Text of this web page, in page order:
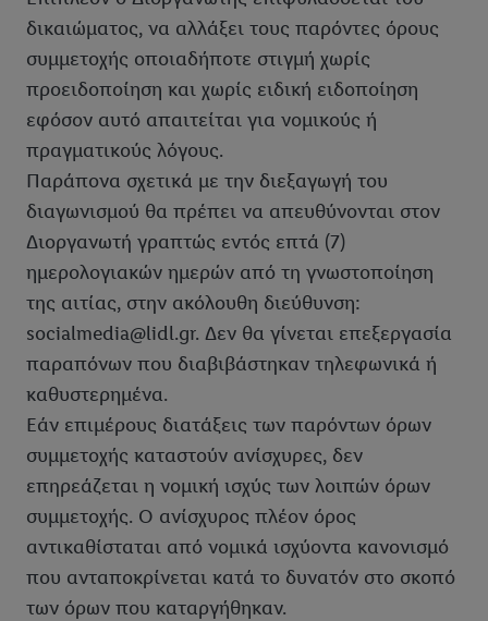
δικαιώματος, να αλλάξει τους παρόντες όρους
συμμετοχής οποιαδήποτε στιγμή χωρίς
προειδοποίηση και χωρίς ειδική ειδοποίηση
εφόσον αυτό απαιτείται για νομικούς ή
πραγματικούς λόγους.
Παράπονα σχετικά με την διεξαγωγή του
διαγωνισμού θα πρέπει να απευθύνονται στον
Διοργανωτή γραπτώς εντός επτά (7)
ημερολογιακών ημερών από τη γνωστοποίηση
της αιτίας, στην ακόλουθη διεύθυνση:
socialmedia@lidl.gr. Δεν θα γίνεται επεξεργασία
παραπόνων που διαβιβάστηκαν τηλεφωνικά ή
καθυστερημένα.
Εάν επιμέρους διατάξεις των παρόντων όρων
συμμετοχής καταστούν ανίσχυρες, δεν
επηρεάζεται η νομική ισχύς των λοιπών όρων
συμμετοχής. Ο ανίσχυρος πλέον όρος
αντικαθίσταται από νομικά ισχύοντα κανονισμό
που ανταποκρίνεται κατά το δυνατόν στο σκοπό
των όρων που καταργήθηκαν.